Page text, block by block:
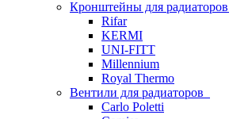
Кронштейны для радиаторов
Rifar
KERMI
UNI-FITT
Millennium
Royal Thermo
Вентили для радиаторов
Carlo Poletti